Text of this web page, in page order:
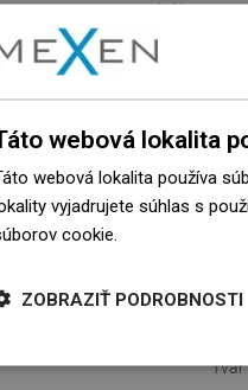
Dlhšia strana
Kratšia strana
Povrch
Tvar
webová lokalita
webová lokalita používa
vyjadrujete súhlas s
cookie.
ZOBRAZIŤ PODROBNOSTI